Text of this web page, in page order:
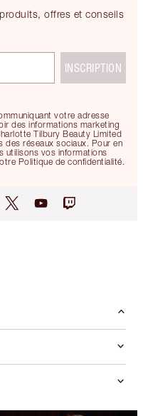
offres et conseils
votre adresse
des informations marketing
Tilbury Beauty Limited
des réseaux sociaux. Pour en
utilisons vos informations
Politique de confidentialité.
INSCRIPTION